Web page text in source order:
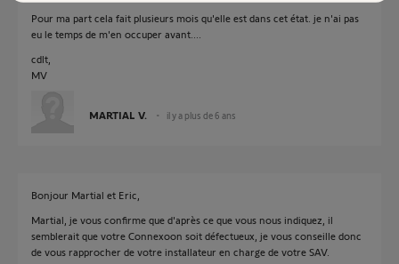
Pour ma part cela fait plusieurs mois qu'elle est dans cet état. je n'ai pas
eu le temps de m'en occuper avant....
cdlt,
MV
MARTIAL V. il y a plus de 6 ans
Bonjour Martial et Eric,
Martial, je vous confirme que d'après ce que vous nous indiquez, il
semblerait que votre Connexoon soit défectueux, je vous conseille donc
de vous rapprocher de votre installateur en charge de votre SAV.